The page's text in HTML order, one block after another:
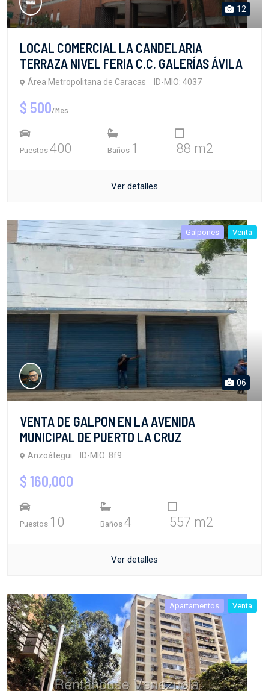
12
LOCAL COMERCIAL LA CANDELARIA
TERRAZA NIVEL FERIA C.C. GALERÍAS ÁVILA
Área Metropolitana de Caracas ID-MIO: 4037
$ 500/Mes
Puestos 400 Baños 1 88 m2
Ver detalles
Galpones Venta
06
VENTA DE GALPON EN LA AVENIDA
MUNICIPAL DE PUERTO LA CRUZ
Anzoátegui ID-MIO: 8f9
$ 160,000
Puestos 10 Baños 4 557 m2
Ver detalles
Apartamentos Venta